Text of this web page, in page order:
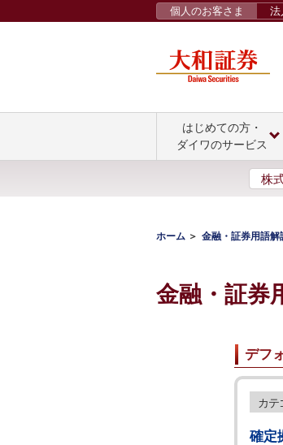
個人のお客さま 法
はじめての方・
ダイワのサービス
株
ホーム 金融・証券用語解
金融・証券
デフ
カテ
確定